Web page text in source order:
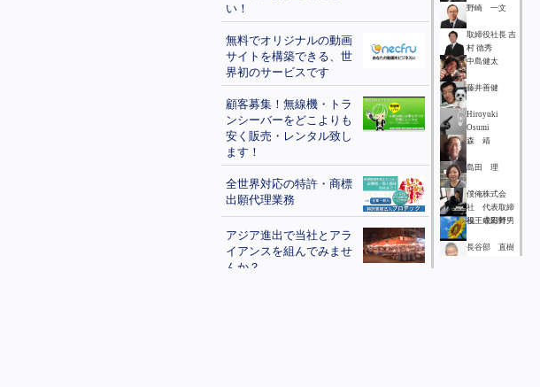
い！
無料でオリジナルの動画
サイトを構築できる、世
界初のサービスです
顧客募集！無線機・トラ
ンシーバーをどこよりも
安く販売・レンタル致し
ます！
全世界対応の特許・商標
出願代理業務
アジア進出で当社とアラ
イアンスを組んでみませ
んか？
野崎 一文
取締役社長 吉
村 徳秀
中島健太
藤井善健
Hiroyuki
Osumi
森 靖
島田 理
僕俺株式会
社 代表取締
役 成田幹男
福王寺彩野
長谷部 直樹